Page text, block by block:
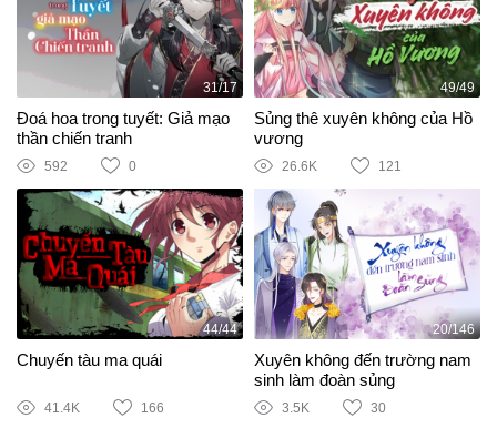
31/17
Đoá hoa trong tuyết: Giả mạo
thần chiến tranh
592 0
49/49
Sủng thê xuyên không của Hồ
vương
26.6K 121
44/44
Chuyến tàu ma quái
41.4K 166
20/146
Xuyên không đến trường nam
sinh làm đoàn sủng
3.5K 30